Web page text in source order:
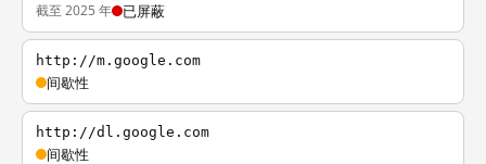
截至 2025 年 已屏蔽
http://m.google.com
间歇性
http://dl.google.com
间歇性